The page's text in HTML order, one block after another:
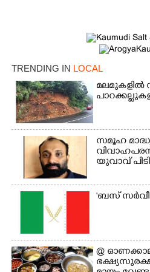
TRENDING IN LOCAL
മലമുകളിൽ
സമൂഹ
യുവാവ്
'ബസ്
@​​​​​​​